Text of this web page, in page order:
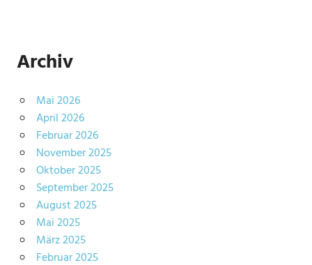
Archiv
Mai 2026
April 2026
Februar 2026
November 2025
Oktober 2025
September 2025
August 2025
Mai 2025
März 2025
Februar 2025